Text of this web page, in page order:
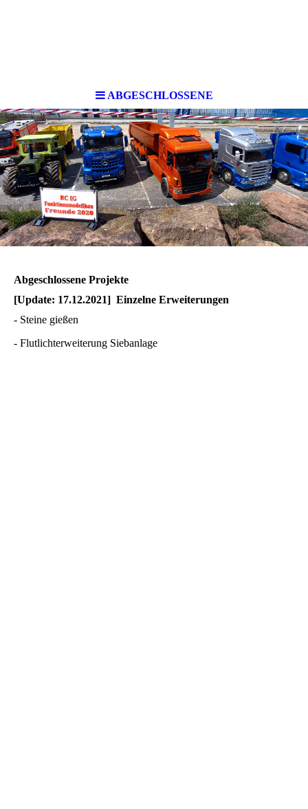
ABGESCHLOSSENE
.
.
Abgeschlossene Projekte
[Update: 17.12.2021] Einzelne Erweiterungen
- Steine gießen
- Flutlichterweiterung Siebanlage